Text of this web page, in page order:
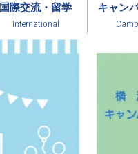
国際交流・留学
International
キャン